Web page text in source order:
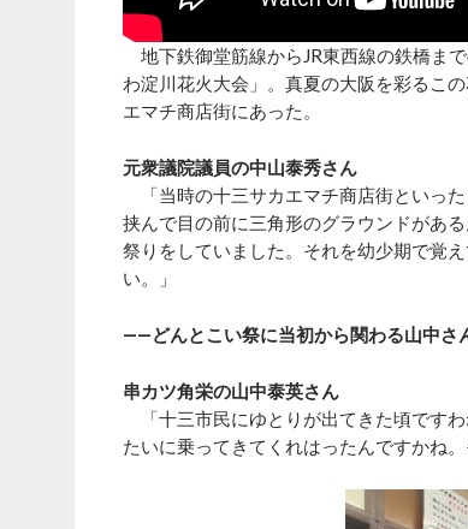
地下鉄御堂筋線からJR東西線の鉄橋ま
わ淀川花火大会」。真夏の大阪を彩るこ
エマチ商店街にあった。
元衆議院議員の中山泰秀さん
「当時の十三サカエマチ商店街といっ
挟んで目の前に三角形のグラウンドがあ
祭りをしていました。それを幼少期で覚
い。」
――どんとこい祭に当初から関わる山中さ
串カツ角栄の山中泰英さん
「十三市民にゆとりが出てきた頃です
たいに乗ってきてくれはったんですかね